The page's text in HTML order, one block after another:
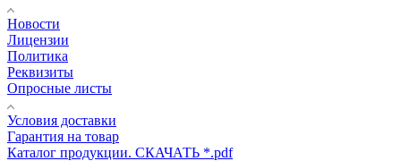
Новости
Лицензии
Политика
Реквизиты
Опросные листы
Условия доставки
Гарантия на товар
Каталог продукции. СКАЧАТЬ *.pdf